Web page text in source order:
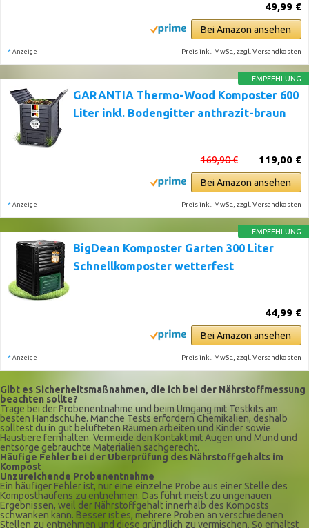
49,99 €
Bei Amazon ansehen
* Anzeige Preis inkl. MwSt., zzgl. Versandkosten
EMPFEHLUNG
GARANTIA Thermo-Wood Komposter 600
Liter inkl. Bodengitter anthrazit-braun
119,00 €
169,90 €
Bei Amazon ansehen
* Anzeige Preis inkl. MwSt., zzgl. Versandkosten
EMPFEHLUNG
BigDean Komposter Garten 300 Liter
Schnellkomposter wetterfest
44,99 €
Bei Amazon ansehen
* Anzeige Preis inkl. MwSt., zzgl. Versandkosten
Gibt es Sicherheitsmaßnahmen, die ich bei der Nährstoffmessung
beachten sollte?
Trage bei der Probenentnahme und beim Umgang mit Testkits am
besten Handschuhe. Manche Tests erfordern Chemikalien, deshalb
solltest du in gut belüfteten Räumen arbeiten und Kinder sowie
Haustiere fernhalten. Vermeide den Kontakt mit Augen und Mund und
entsorge gebrauchte Materialien sachgerecht.
Häufige Fehler bei der Überprüfung des Nährstoffgehalts im
Kompost
Unzureichende Probenentnahme
Ein häufiger Fehler ist, nur eine einzelne Probe aus einer Stelle des
Komposthaufens zu entnehmen. Das führt meist zu ungenauen
Ergebnissen, weil der Nährstoffgehalt innerhalb des Komposts
schwanken kann. Besser ist es, mehrere Proben an verschiedenen
Stellen zu entnehmen und diese gründlich zu vermischen. So erhältst